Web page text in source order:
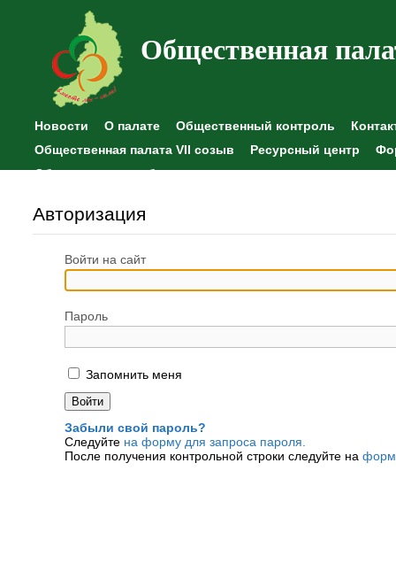
Общественная
Новости О палате Общественный контроль
Общественная палата VII созыв
Ресурсный центр
Общественные наблюдения
Авторизация
Войти на сайт
Пароль
Запомнить меня
Забыли свой пароль?
Следуйте на форму для запроса пароля.
После получения контрольной строки следуйте на